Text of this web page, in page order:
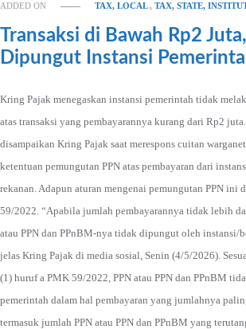
ADDED ON TAX, LOCAL,TAX, STATE,
Transaksi di Bawah Rp2
Dipungut Instansi
Kring Pajak menegaskan instansi pemerintah tidak
atas transaksi yang pembayarannya kurang dari Rp2
disampaikan Kring Pajak saat merespons cuitan
ketentuan pemungutan PPN atas pembayaran dari
rekanan. Adapun aturan mengenai pemungutan PPN ini
59/2022. “Apabila jumlah pembayarannya tidak lebih
atau PPN dan PPnBM-nya tidak dipungut oleh instansi/
jelas Kring Pajak di media sosial, Senin (4/5/2026).
(1) huruf a PMK 59/2022, PPN atau PPN dan PPnBM
pemerintah dalam hal pembayaran yang jumlahnya
termasuk jumlah PPN atau PPN dan PPnBM yang